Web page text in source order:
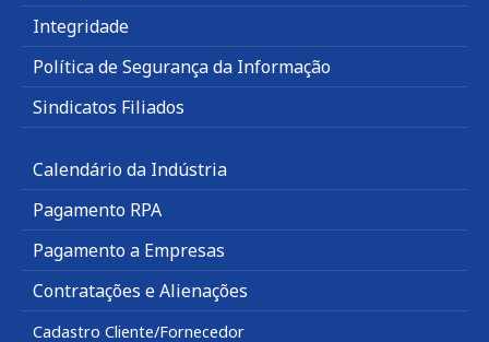
Integridade
Política de Segurança da Informação
Sindicatos Filiados
Calendário da Indústria
Pagamento RPA
Pagamento a Empresas
Contratações e Alienações
Cadastro Cliente/Fornecedor